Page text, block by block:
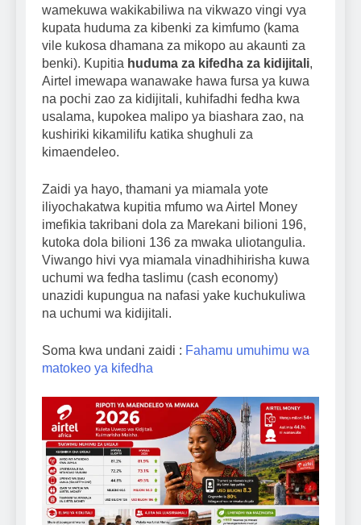
wamekuwa wakikabiliwa na vikwazo vingi vya
kupata huduma za kibenki za kimfumo (kama
vile kukosa dhamana za mikopo au akaunti za
benki). Kupitia huduma za kifedha za kidijitali,
Airtel imewapa wanawake hawa fursa ya kuwa
na pochi zao za kidijitali, kuhifadhi fedha kwa
usalama, kupokea malipo ya biashara zao, na
kushiriki kikamilifu katika shughuli za
kimaendeleo.
Zaidi ya hayo, thamani ya miamala yote
iliyochakatwa kupitia mfumo wa Airtel Money
imefikia takribani dola za Marekani bilioni 196,
kutoka dola bilioni 136 za mwaka uliotangulia.
Viwango hivi vya miamala vinadhihirisha kuwa
uchumi wa fedha taslimu (cash economy)
unazidi kupungua na nafasi yake kuchukuliwa
na uchumi wa kidijitali.
Soma kwa undani zaidi : Fahamu umuhimu wa
matokeo ya kifedha